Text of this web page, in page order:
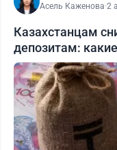
Асель Каженова·2
Казахстанцам
депозитам: